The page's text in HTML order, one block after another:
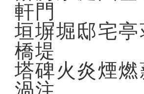
軒門
垣塀堀邸宅
橋堤
塔碑火炎煙